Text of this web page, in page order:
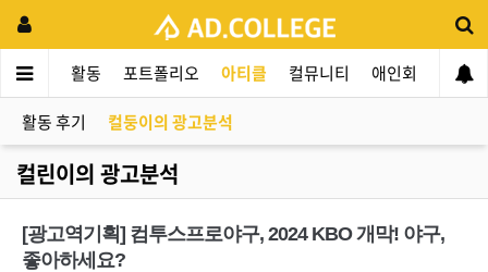
리지 활동 포트폴리오 아티클 컬뮤니티 애인회 신입
활동 후기 컬둥이의 광고분석
컬린이의 광고분석
[광고역기획] 컴투스프로야구, 2024 KBO 개막! 야구,
좋아하세요?